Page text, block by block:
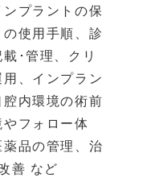
プラントの保
使用手順、診
･管理、クリ
、インプラン
腔内環境の術前
フォロー体
品の管理、治
善 など